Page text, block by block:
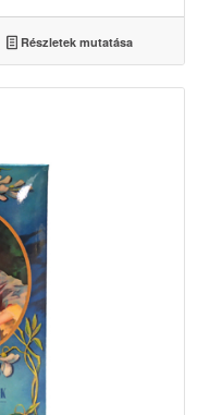
Ft.
Részletek mutatása